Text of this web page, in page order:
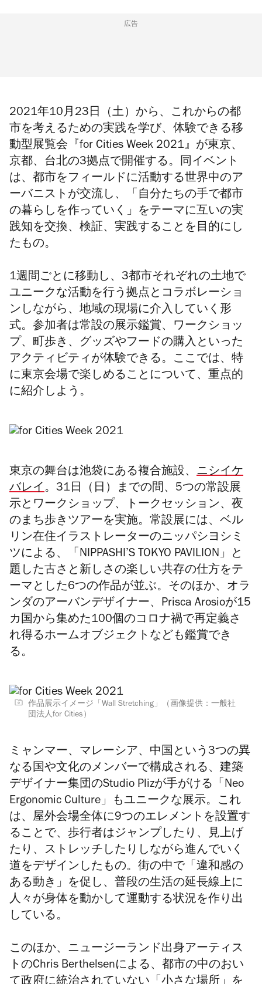
広告
2021年10月23日（土）から、これからの都
市を考えるための実践を学び、体験できる移
動型展覧会『for Cities Week 2021』が東京、
京都、台北の3拠点で開催する。同イベント
は、都市をフィールドに活動する世界中のア
ーバニストが交流し、「自分たちの手で都市
の暮らしを作っていく」をテーマに互いの実
践知を交換、検証、実践することを目的にし
たもの。
1週間ごとに移動し、3都市それぞれの土地で
ユニークな活動を行う拠点とコラボレーショ
ンしながら、地域の現場に介入していく形
式。参加者は常設の展示鑑賞、ワークショッ
プ、町歩き、グッズやフードの購入といった
アクティビティが体験できる。ここでは、特
に東京会場で楽しめることについて、重点的
に紹介しよう。
東京の舞台は池袋にある複合施設、 ニシイケ
バレイ。31日（日）までの間、5つの常設展
示とワークショップ、トークセッション、夜
のまち歩きツアーを実施。常設展には、ベル
リン在住イラストレーターのニッパシヨシミ
ツによる、「NIPPASHI’S TOKYO PAVILION」と
題した古さと新しさの楽しい共存の仕方をテ
ーマとした6つの作品が並ぶ。そのほか、オラ
ンダのアーバンデザイナー、Prisca Arosioが15
カ国から集めた100個のコロナ禍で再定義さ
れ得るホームオブジェクトなども鑑賞でき
る。
作品展示イメージ「Wall Stretching」（画像提供：一般社
団法人for Cities）
ミャンマー、マレーシア、中国という3つの異
なる国や文化のメンバーで構成される、建築
デザイナー集団のStudio Plizが手がける「Neo
Ergonomic Culture」もユニークな展示。これ
は、屋外会場全体に9つのエレメントを設置す
ることで、歩行者はジャンプしたり、見上げ
たり、ストレッチしたりしながら進んでいく
道をデザインしたもの。街の中で「違和感の
ある動き」を促し、普段の生活の延長線上に
人々が身体を動かして運動する状況を作り出
している。
このほか、ニュージーランド出身アーティス
トのChris Berthelsenによる、都市の中のおい